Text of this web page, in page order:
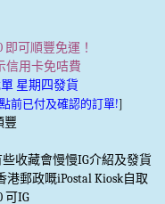
即可順豐免運！
信用卡免咭費
星期四發貨
前已付及確認的訂單!]
豐
收藏會慢慢IG介紹及發貨
郵政嘅iPostal Kiosk自取
可IG